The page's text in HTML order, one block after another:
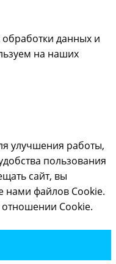
данных и
на наших
улучшения работы,
пользования
сайт, вы
нами файлов Cookie.
Cookie.